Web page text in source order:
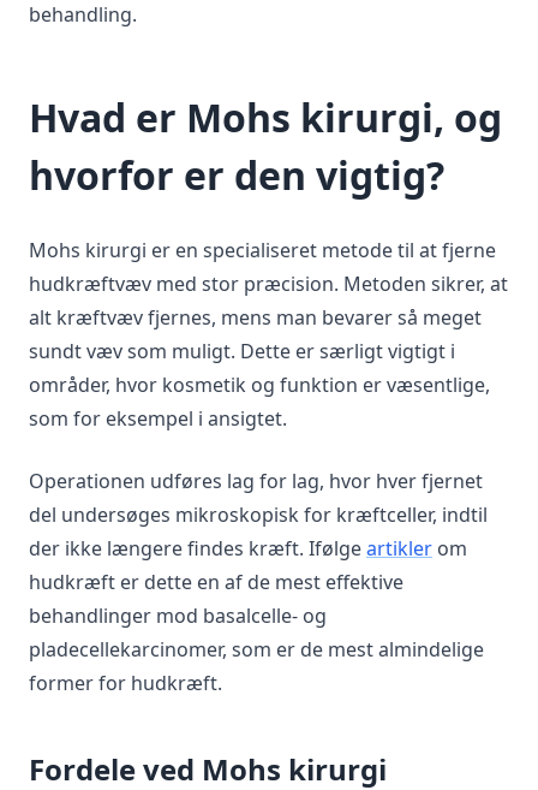
behandling.
Hvad er Mohs kirurgi, og
hvorfor er den vigtig?
Mohs kirurgi er en specialiseret metode til at fjerne
hudkræftvæv med stor præcision. Metoden sikrer, at
alt kræftvæv fjernes, mens man bevarer så meget
sundt væv som muligt. Dette er særligt vigtigt i
områder, hvor kosmetik og funktion er væsentlige,
som for eksempel i ansigtet.
Operationen udføres lag for lag, hvor hver fjernet
del undersøges mikroskopisk for kræftceller, indtil
der ikke længere findes kræft. Ifølgeartikler om
hudkræft er dette en af de mest effektive
behandlinger mod basalcelle- og
pladecellekarcinomer, som er de mest almindelige
former for hudkræft.
Fordele ved Mohs kirurgi